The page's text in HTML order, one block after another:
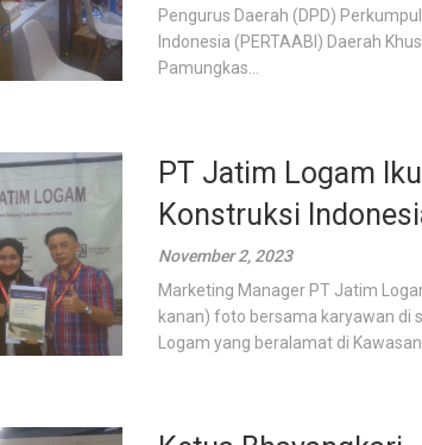
Pengurus Daerah (DPD)
Indonesia (PERTAABI) Daerah
Pamungkas...
PT Jatim Logam
Konstruksi
November 2, 2023
Marketing Manager PT Jatim
kanan) foto bersama karyawan di
Logam yang beralamat di Kawasan